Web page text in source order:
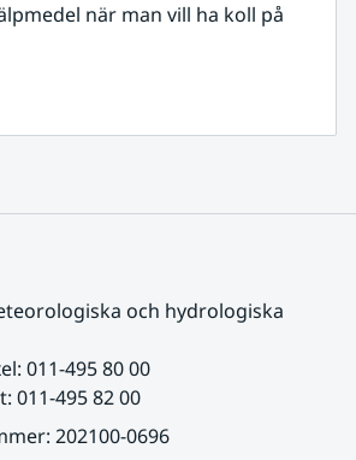
när man vill ha koll på
och hydrologiska
011-495 80 00
011-495 82 00
202100-0696